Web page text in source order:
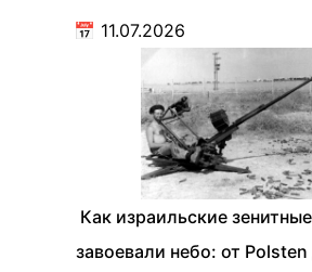
📅 11.07.2026
Как израильские
завоевали небо: от